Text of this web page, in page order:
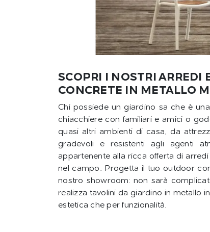
SCOPRI I NOSTRI ARREDI
CONCRETE IN METALLO
Chi possiede un giardino sa che è
chiacchiere con familiari e amici o
quasi altri ambienti di casa, da
gradevoli e resistenti agli agenti
appartenente alla ricca offerta di
nel campo. Progetta il tuo outdoor
nostro showroom: non sarà
realizza tavolini da giardino in metallo
estetica che per funzionalità.